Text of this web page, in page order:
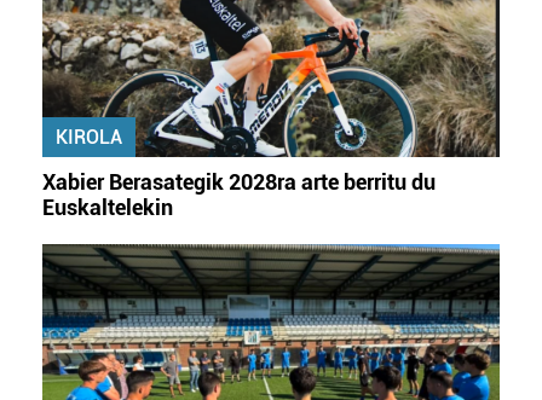
KIROLA
Xabier Berasategik 2028ra arte berritu du
Euskaltelekin